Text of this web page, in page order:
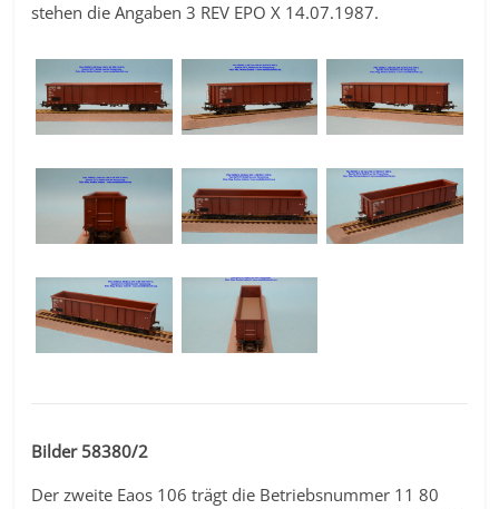
stehen die Angaben 3 REV EPO X 14.07.1987.
Bilder 58380/2
Der zweite Eaos 106 trägt die Betriebsnummer 11 80